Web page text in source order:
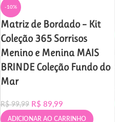
-10%
Matriz de Bordado – Kit
Coleção 365 Sorrisos
Menino e Menina MAIS
BRINDE Coleção Fundo do
Mar
R$99,99 R$ 89,99
ADICIONAR AO CARRINHO